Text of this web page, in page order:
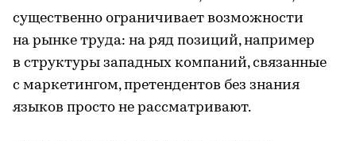
существенно ограничивает возможности
на рынке труда: на ряд позиций, например
в структуры западных компаний, связанные
с маркетингом, претендентов без знания
языков просто не рассматривают.